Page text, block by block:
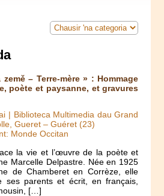
– Terre-mère » : Hommage
poète et paysanne, et gravures
| Biblioteca Multimedia dau Grand
Gueret – Guéret (23)
Monde Occitan
la vie et l’œuvre de la poète et
Marcelle Delpastre. Née en 1925
de Chamberet en Corrèze, elle
ses parents et écrit, en français,
[…]